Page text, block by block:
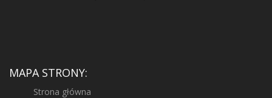
MAPA STRONY:
Strona główna